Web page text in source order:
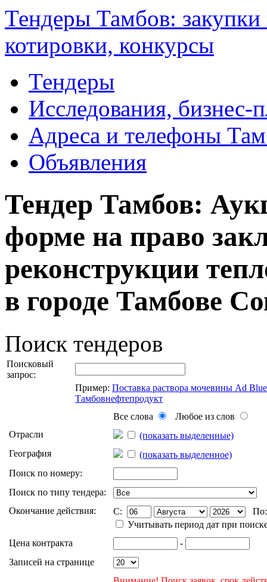
Тендеры Тамбов:
котировки, конкурсы
Тендеры
Исследования, бизнес-
Адреса и телефоны
Объявления
Тендер Тамбов:
форме на право
реконструкции
в городе Тамбове
Поиск тендеров
Поисковый
запрос:
Пример: Поставка раствора мочевины Ad
Тамбовнефтепродукт
Все слова
Любое из слов
Отрасли
(показать выделенные)
География
(показать выделенное)
Поиск по номеру:
Поиск по типу тендера:
Окончание действия:
C:
Учитывать период дат при
Цена контракта
-
Записей на странице